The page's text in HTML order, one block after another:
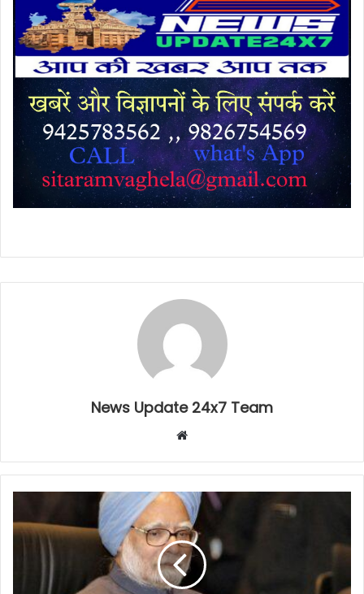
News Update 24x7 Team
Website